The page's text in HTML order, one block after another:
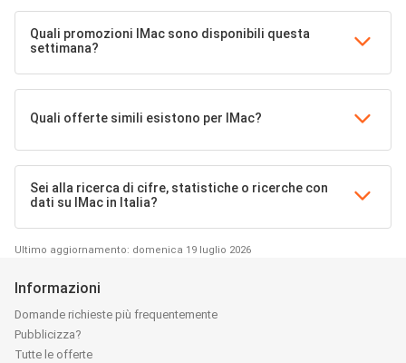
Quali promozioni IMac sono disponibili questa
settimana?
Quali offerte simili esistono per IMac?
Sei alla ricerca di cifre, statistiche o ricerche con
dati su IMac in Italia?
Ultimo aggiornamento: domenica 19 luglio 2026
Informazioni
Domande richieste più frequentemente
Pubblicizza?
Tutte le offerte